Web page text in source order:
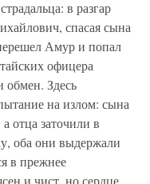
в разгар
спасая сына
Амур и попал
офицера
обмен. Здесь
на излом: сына
отца заточили в
оба они выдержали
в прежнее
и чист, но сердце